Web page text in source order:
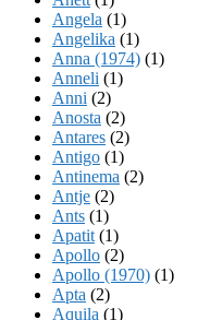
Angela (1)
Angelika (1)
Anna (1974) (1)
Anneli (1)
Anni (2)
Anosta (2)
Antares (2)
Antigo (1)
Antinema (2)
Antje (2)
Ants (1)
Apatit (1)
Apollo (2)
Apollo (1970) (1)
Apta (2)
Aquila (1)